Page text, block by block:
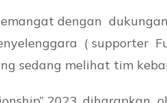
dengan
( supporter
sedang melihat tim